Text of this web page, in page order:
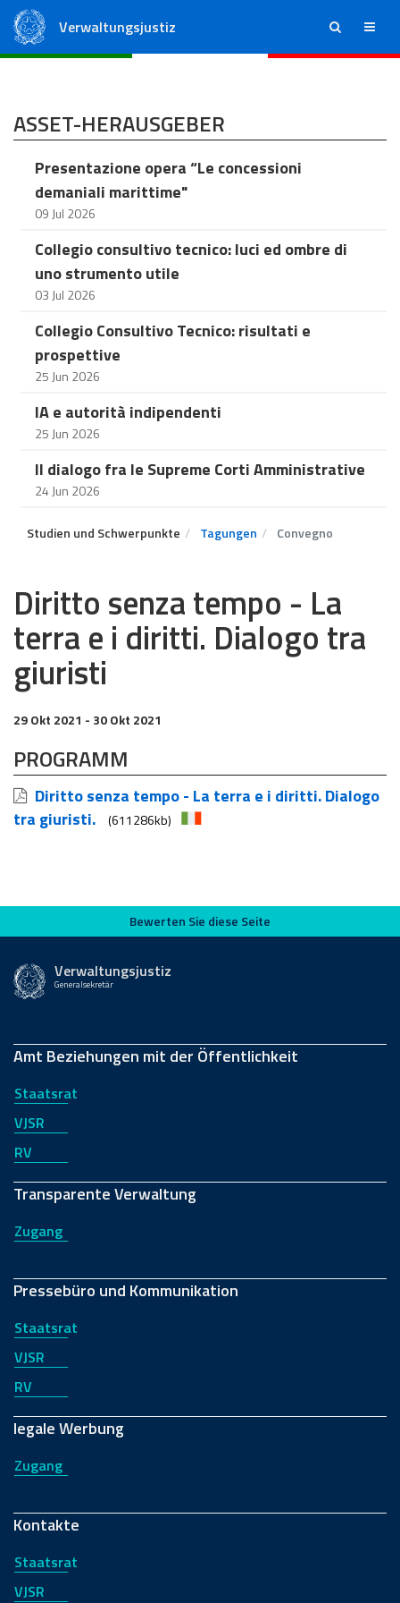
Verwaltungsjustiz ricerca menu
ASSET-HERAUSGEBER
Presentazione opera “Le concessioni
demaniali marittime"
09 Jul 2026
Collegio consultivo tecnico: luci ed ombre di
uno strumento utile
03 Jul 2026
Collegio Consultivo Tecnico: risultati e
prospettive
25 Jun 2026
IA e autorità indipendenti
25 Jun 2026
Il dialogo fra le Supreme Corti Amministrative
24 Jun 2026
Studien und Schwerpunkte Tagungen Convegno
Diritto senza tempo - La
terra e i diritti. Dialogo tra
giuristi
29 Okt 2021 - 30 Okt 2021
PROGRAMM
Diritto senza tempo - La terra e i diritti. Dialogo
tra giuristi.
(611286kb)
Bewerten Sie diese Seite
Bewerten Sie diese Seite
Verwaltungsjustiz
Generalsekretär
Amt Beziehungen mit der Öffentlichkeit
Staatsrat
VJSR
RV
Transparente Verwaltung
Zugang
Pressebüro und Kommunikation
Staatsrat
VJSR
RV
legale Werbung
Zugang
Kontakte
Staatsrat
VJSR